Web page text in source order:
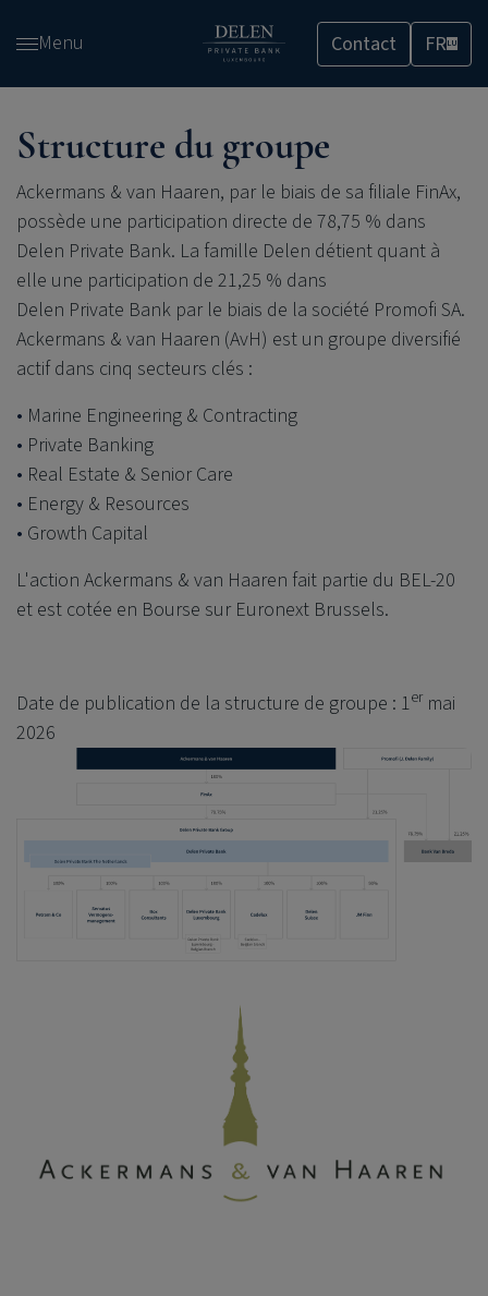
contenu
Menu Contact FRLU
Structure du groupe
Ackermans & van Haaren, par le biais de sa filiale FinAx,
possède une participation directe de 78,75 % dans
Delen Private Bank. La famille Delen détient quant à
elle une participation de 21,25 % dans
Delen Private Bank par le biais de la société Promofi SA.
Ackermans & van Haaren (AvH) est un groupe diversifié
actif dans cinq secteurs clés :
Marine Engineering & Contracting
Private Banking
Real Estate & Senior Care
Energy & Resources
Growth Capital
L'action Ackermans & van Haaren fait partie du BEL-20
et est cotée en Bourse sur Euronext Brussels.
Date de publication de la structure de groupe : 1er mai
2026